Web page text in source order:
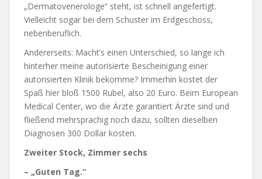
„Dermatovenerologe“ steht, ist schnell angefertigt.
Vielleicht sogar bei dem Schuster im Erdgeschoss,
nebenberuflich.
Andererseits: Macht’s einen Unterschied, so lange ich
hinterher meine autorisierte Bescheinigung einer
autorisierten Klinik bekomme? Immerhin kostet der
Spaß hier bloß 1500 Rubel, also 20 Euro. Beim European
Medical Center, wo die Ärzte garantiert Ärzte sind und
fließend mehrsprachig noch dazu, sollten dieselben
Diagnosen 300 Dollar kosten.
Zweiter Stock, Zimmer sechs
– „Guten Tag.“